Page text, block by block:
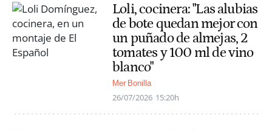
Loli, cocinera: "Las alubias
de bote quedan mejor con
un puñado de almejas, 2
tomates y 100 ml de vino
blanco"
Mer Bonilla
26/07/2026 15:20h